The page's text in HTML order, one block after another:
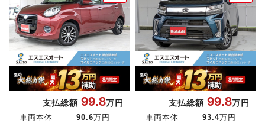
支払総額 99.8万円
車両本体 90.6 万円
支払総額 99.8万円
車両本体 93.4万円